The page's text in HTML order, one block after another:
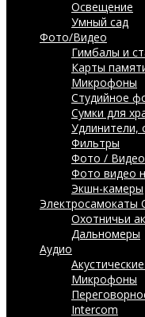
Освещение
Умный сад
Фото/Видео
Гимбалы и
Карты
Микрофоны
Студийное
Сумки для
Удлинители,
Фильтры
Фото / Видео
Фото видео
Экшн-камеры
Электросамокаты
Охотничьи
Дальномеры
Аудио
Микрофоны
Intercom